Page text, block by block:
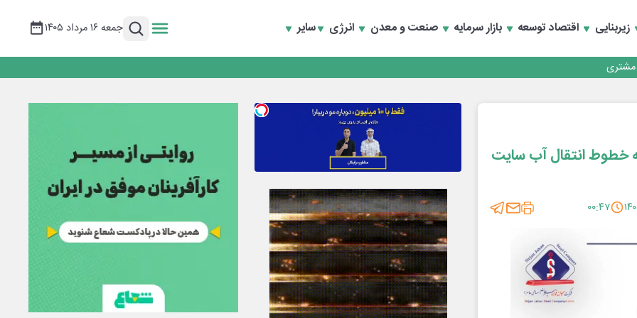
زیربنایی اقتصاد توسعه بازار سرمایه صنعت و معدن انرژی سایر جمعه ۱۶ مرداد ۱۴۰۵
و بازسازی اعتماد مشتریان
مشتری
و بازسازی اعتماد مشتریان
خطوط انتقال آب سایت
۰۰:۴۷